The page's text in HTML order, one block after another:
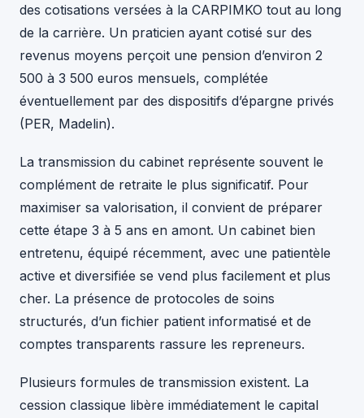
des cotisations versées à la CARPIMKO tout au long
de la carrière. Un praticien ayant cotisé sur des
revenus moyens perçoit une pension d’environ 2
500 à 3 500 euros mensuels, complétée
éventuellement par des dispositifs d’épargne privés
(PER, Madelin).
La transmission du cabinet représente souvent le
complément de retraite le plus significatif. Pour
maximiser sa valorisation, il convient de préparer
cette étape 3 à 5 ans en amont. Un cabinet bien
entretenu, équipé récemment, avec une patientèle
active et diversifiée se vend plus facilement et plus
cher. La présence de protocoles de soins
structurés, d’un fichier patient informatisé et de
comptes transparents rassure les repreneurs.
Plusieurs formules de transmission existent. La
cession classique libère immédiatement le capital